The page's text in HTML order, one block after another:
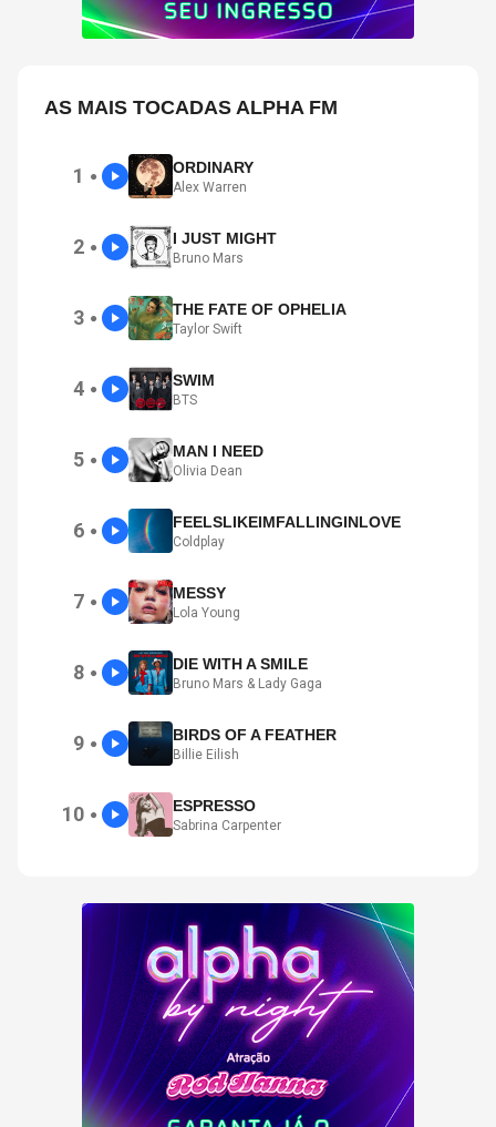
AS MAIS TOCADAS ALPHA FM
1 ● ORDINARY
Alex Warren
2 ● I JUST MIGHT
Bruno Mars
3 ● THE FATE OF OPHELIA
Taylor Swift
4 ● SWIM
BTS
5 ● MAN I NEED
Olivia Dean
6 ● FEELSLIKEIMFALLINGINLOVE
Coldplay
7 ● MESSY
Lola Young
8 ● DIE WITH A SMILE
Bruno Mars & Lady Gaga
9 ● BIRDS OF A FEATHER
Billie Eilish
10 ● ESPRESSO
Sabrina Carpenter